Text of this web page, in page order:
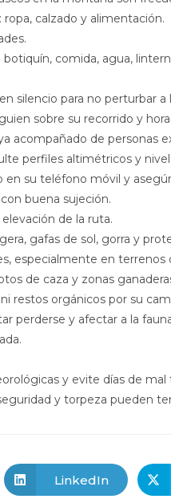
calzado y alimentación.
comida, agua,
silencio para no perturbar a
sobre su recorrido y
acompañado de personas
perfiles altimétricos y
en su teléfono móvil y
buena sujeción.
de la ruta.
gafas de sol, gorra y
especialmente en terrenos
de caza y zonas
restos orgánicos por su
perderse y afectar a la
y evite días de mal
y torpeza pueden
LinkedIn